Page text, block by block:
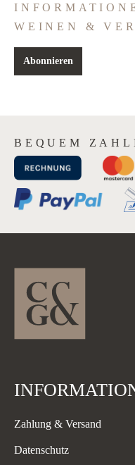
WEINEN &
Abonnieren
BEQUEM
Zahlung & Versand
Datenschutz